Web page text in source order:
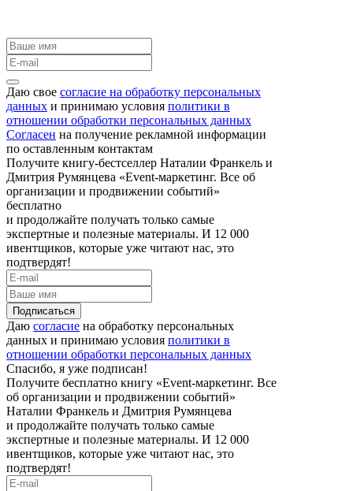
Даю свое согласие на обработку персональных
данных и принимаю условия политики в
отношении обработки персональных данных
Согласен на получение рекламной информации
по оставленным контактам
Получите книгу-бестселлер Наталии Франкель и
Дмитрия Румянцева «Event-маркетинг. Все об
организации и продвижении событий»
бесплатно
и продолжайте получать только самые
экспертные и полезные материалы. И 12 000
ивентщиков, которые уже читают нас, это
подтвердят!
Подписаться
Даю согласие на обработку персональных
данных и принимаю условия политики в
отношении обработки персональных данных
Спасибо, я уже подписан!
Получите бесплатно книгу «Event-маркетинг. Все
об организации и продвижении событий»
Наталии Франкель и Дмитрия Румянцева
и продолжайте получать только самые
экспертные и полезные материалы. И 12 000
ивентщиков, которые уже читают нас, это
подтвердят!